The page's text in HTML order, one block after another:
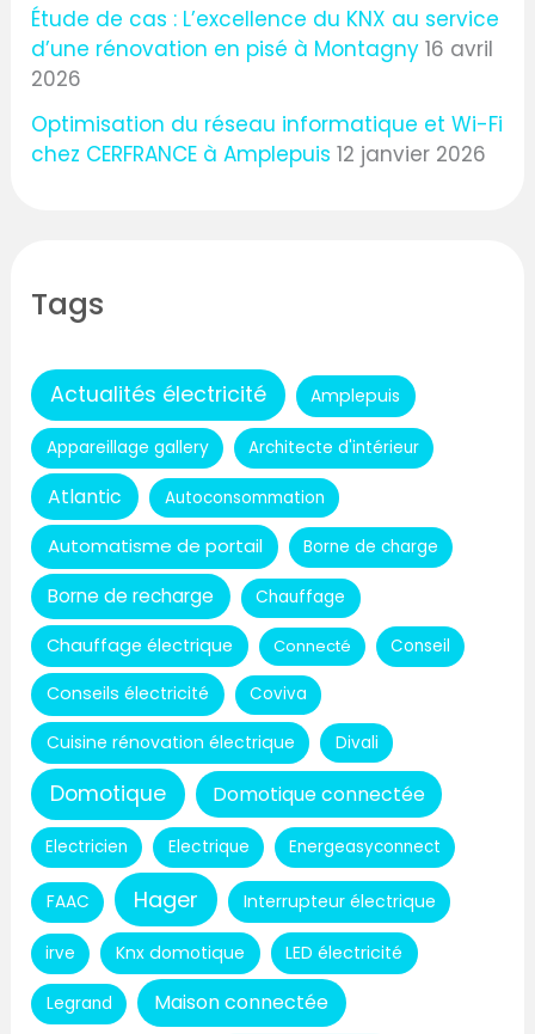
Étude de cas : L’excellence du KNX au service
d’une rénovation en pisé à Montagny 16 avril
2026
Optimisation du réseau informatique et Wi-Fi
chez CERFRANCE à Amplepuis 12 janvier 2026
Tags
Actualités électricité Amplepuis
Appareillage gallery Architecte d'intérieur
Atlantic Autoconsommation
Automatisme de portail Borne de charge
Borne de recharge Chauffage
Chauffage électrique Connecté Conseil
Conseils électricité Coviva
Cuisine rénovation électrique Divali
Domotique Domotique connectée
Electricien Electrique Energeasyconnect
FAAC Hager Interrupteur électrique
irve Knx domotique LED électricité
Legrand Maison connectée